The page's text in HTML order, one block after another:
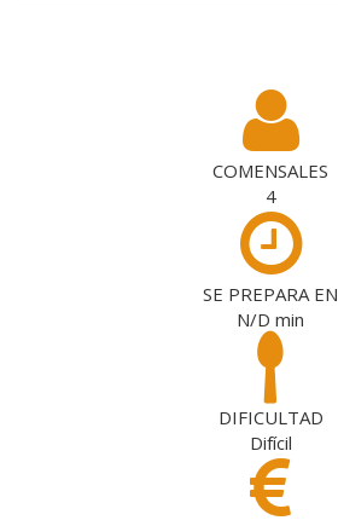
COMENSALES
4
SE PREPARA EN
N/D min
DIFICULTAD
Difícil